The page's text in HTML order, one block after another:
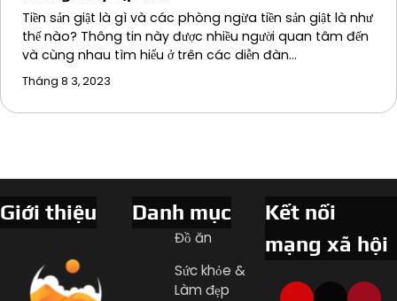
Tiền sản giật là gì và các phòng ngừa tiền sản giật là như
thế nào? Thông tin này được nhiều người quan tâm đến
và cùng nhau tìm hiểu ở trên các diễn đàn…
Tháng 8 3, 2023
Giới thiệu Danh mục
Đồ ăn
Sức khỏe &
Làm đẹp
Kết nối
mạng xã hội